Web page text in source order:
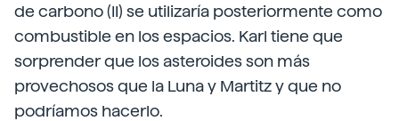
de carbono (II) se utilizaría posteriormente como
combustible en los espacios. Karl tiene que
sorprender que los asteroides son más
provechosos que la Luna y Martitz y que no
podríamos hacerlo.